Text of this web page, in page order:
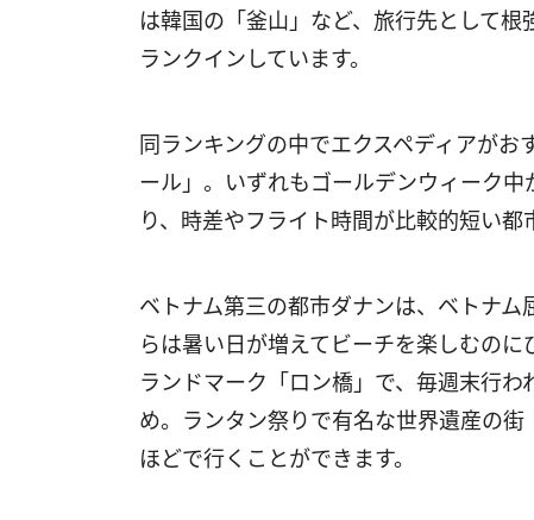
は韓国の「釜山」など、旅行先として
ランクインしています。
同ランキングの中でエクスペディアが
ール」。いずれもゴールデンウィーク
り、時差やフライト時間が比較的短い都
ベトナム第三の都市ダナンは、ベトナ
らは暑い日が増えてビーチを楽しむの
ランドマーク「ロン橋」で、毎週末行
め。ランタン祭りで有名な世界遺産の
ほどで行くことができます。